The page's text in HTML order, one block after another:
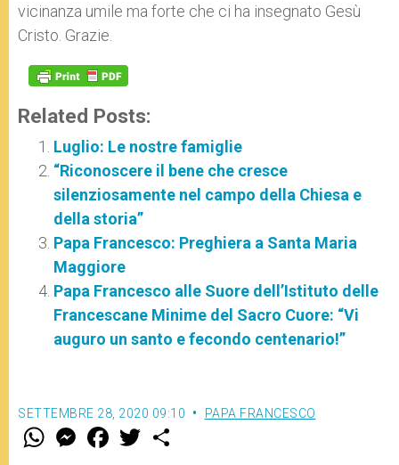
vicinanza umile ma forte che ci ha insegnato Gesù
Cristo. Grazie.
Related Posts:
Luglio: Le nostre famiglie
“Riconoscere il bene che cresce
silenziosamente nel campo della Chiesa e
della storia”
Papa Francesco: Preghiera a Santa Maria
Maggiore
Papa Francesco alle Suore dell’Istituto delle
Francescane Minime del Sacro Cuore: “Vi
auguro un santo e fecondo centenario!”
SETTEMBRE 28, 2020 09:10 PAPA FRANCESCO
W M
e
F
a w